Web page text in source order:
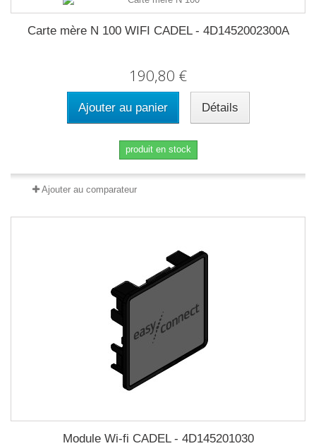
Carte mère N 100 WIFI CADEL - 4D1452002300A
190,80 €
Ajouter au panier Détails
produit en stock
Ajouter au comparateur
Module Wi-fi CADEL - 4D145201030